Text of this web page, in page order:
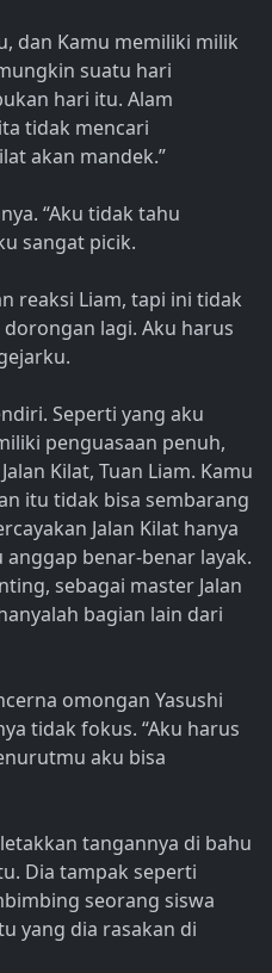
dan Kamu memiliki milik
suatu hari
hari itu. Alam
tidak mencari
akan mandek.”
“Aku tidak tahu
sangat picik.
reaksi Liam, tapi ini tidak
lagi. Aku harus
Seperti yang aku
penguasaan penuh,
Kilat, Tuan Liam. Kamu
itu tidak bisa sembarang
Jalan Kilat hanya
benar-benar layak.
sebagai master Jalan
bagian lain dari
omongan Yasushi
tidak fokus. “Aku harus
aku bisa
tangannya di bahu
Dia tampak seperti
seorang siswa
yang dia rasakan di